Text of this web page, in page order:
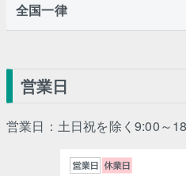
全国一律
営業日
営業日：土日祝を除く9:00～